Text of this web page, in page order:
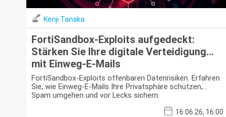
Kenji Tanaka
FortiSandbox-Exploits aufgedeckt:
Stärken Sie Ihre digitale Verteidigung
mit Einweg-E-Mails
FortiSandbox-Exploits offenbaren Datenrisiken. Erfahren
Sie, wie Einweg-E-Mails Ihre Privatsphäre schützen,
Spam umgehen und vor Lecks sichern.
16.06.26, 16:00